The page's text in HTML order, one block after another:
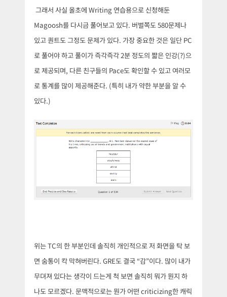
그래서 사실 올초에 Writing 연습용으로 신청해둔
Magoosh를 다시금 풀어보고 있다. 버벌쪽도 580문제나
있고 퀀트도 그정도 문제가 있다. 가장 중요한 것은 일단 PC
로 풀어야 하고 풀이가 즉각즉각 2분 정도의 짧은 인강(?)으
로 제공되며, 다른 친구들의 Pace도 확인할 수 있고 여러모
로 통계를 많이 제공해준다. (특히 내가 약한 부분을 알 수
있다.)
위는 TC의 한 부분인데 솔직히 개인적으로 저 화면을 탁 보
면 숨통이 칵 막혀버린다. GRE도 결국 “감”이다. 많이 내가
무뎌져 있다는 생각이 드는게 척 보면 솔직히 뭐가 뭔지 하
나도 모르겠다. 문맥적으로는 뭔가 어떤 criticizing한 캐릭